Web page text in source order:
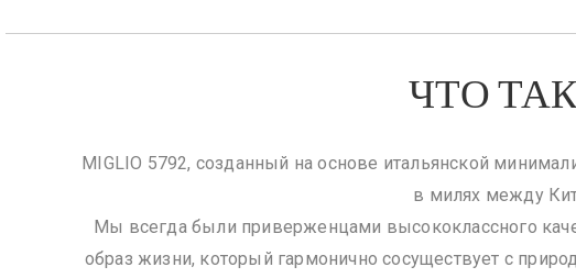
ЧТО
MIGLIO 5792, созданный на основе итальянской
в милях между
Мы всегда были приверженцами высококлассного
образ жизни, который гармонично сосуществует с